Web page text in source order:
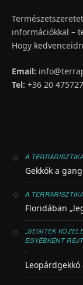
információkkal –
Hogy
Email:
Tel: +36 20
A
Gekkók a
A
Floridában
„SEGÍTEK
EGYÉBKÉNT
-